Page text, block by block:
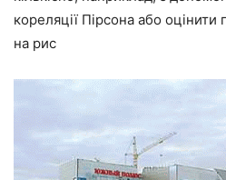
кореляції Пірсона або оцінити
на рис